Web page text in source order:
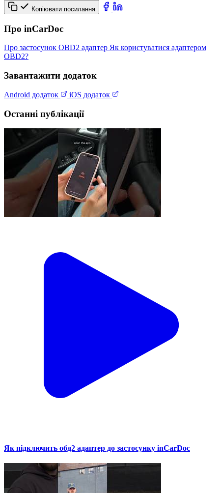
Копіювати посилання
Про inCarDoc
Про застосунок OBD2 адаптер Як користуватися адаптером
OBD2?
Завантажити додаток
Android додаток iOS додаток
Останні публікації
Як підключить обд2 адаптер до застосунку inCarDoc